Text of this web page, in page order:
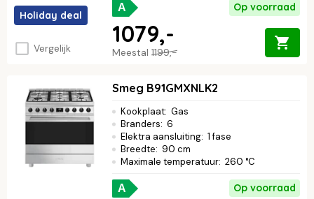
Holiday deal
Vergelijk
A Op voorraad
Meestal 1199,-
1079,-
Smeg B91GMXNLK2
Kookplaat: Gas
Branders: 6
Elektra aansluiting: 1 fase
Breedte: 90 cm
Maximale temperatuur: 260 °C
A Op voorraad